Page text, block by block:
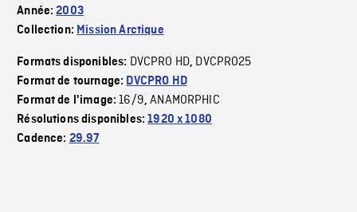
Année:2003
Collection: Mission Arctique
Formats disponibles: DVCPRO HD, DVCPRO25
Format de tournage: DVCPRO HD
Format de l'image:16/9,ANAMORPHIC
Résolutions disponibles:1920 x 1080
Cadence: 29.97